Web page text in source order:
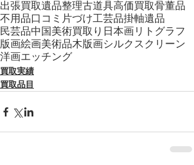
出張買取遺品整理古道具高価買取骨董品
不用品 口コミ 片づけ工芸品掛軸遺品
民芸品中国美術買取り 日本画 リトグラフ
版画絵画美術品木版画シルクスクリーン
洋画エッチング
買取実績
買取品目